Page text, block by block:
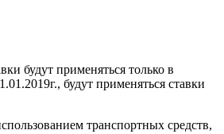
будут применяться только в
будут применяться ставки
транспортных средств,